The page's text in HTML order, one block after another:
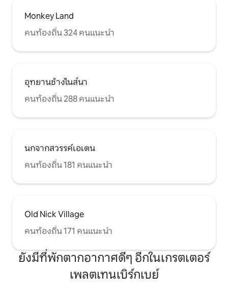
Monkey Land
คนท้องถิ่น 324 คนแนะนำ
อุทยานช้างไนส์นา
คนท้องถิ่น 288 คนแนะนำ
นกจากสวรรค์เอเดน
คนท้องถิ่น 181 คนแนะนำ
Old Nick Village
คนท้องถิ่น 171 คนแนะนำ
ยังมีที่พักตากอากาศดีๆ อีกในเกรตเตอร์
เพลตเทนเบิร์กเบย์